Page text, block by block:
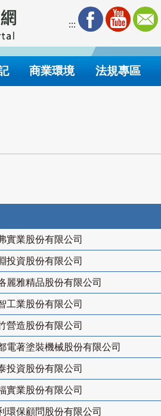
:::
商業環境 法規專區
實業股份有限公司
投資股份有限公司
麗雅精品股份有限公司
工業股份有限公司
營造股份有限公司
電著塗裝機械股份有限公司
投資股份有限公司
實業股份有限公司
環保顧問股份有限公司